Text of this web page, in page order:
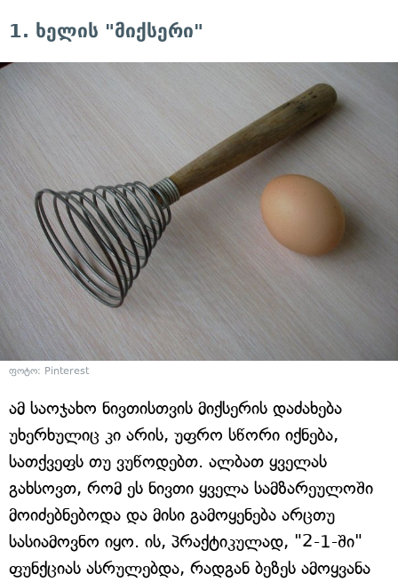
1. ხელის "მიქსერი"
ფოტო: Pinterest
ამ საოჯახო ნივთისთვის მიქსერის დაძახება
უხერხულიც კი არის, უფრო სწორი იქნება,
სათქვეფს თუ ვუწოდებთ. ალბათ ყველას
გახსოვთ, რომ ეს ნივთი ყველა სამზარეულოში
მოიძებნებოდა და მისი გამოყენება არცთუ
სასიამოვნო იყო. ის, პრაქტიკულად, "2-1-ში"
ფუნქციას ასრულებდა, რადგან ბეზეს ამოყვანა